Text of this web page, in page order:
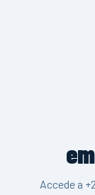
Accede a